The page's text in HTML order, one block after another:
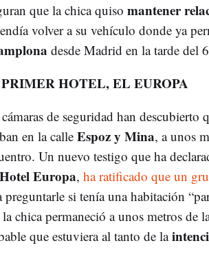
que la chica quiso mantener
volver a su vehículo donde ya
desde Madrid en la tarde del
HOTEL, EL EUROPA
de seguridad han
en la calle Espoz y Mina, a unos
Un nuevo testigo que ha
Hotel Europa, ha ratificado que un
preguntarle si tenía una habitación
chica permaneció a unos metros de
que estuviera al tanto de la